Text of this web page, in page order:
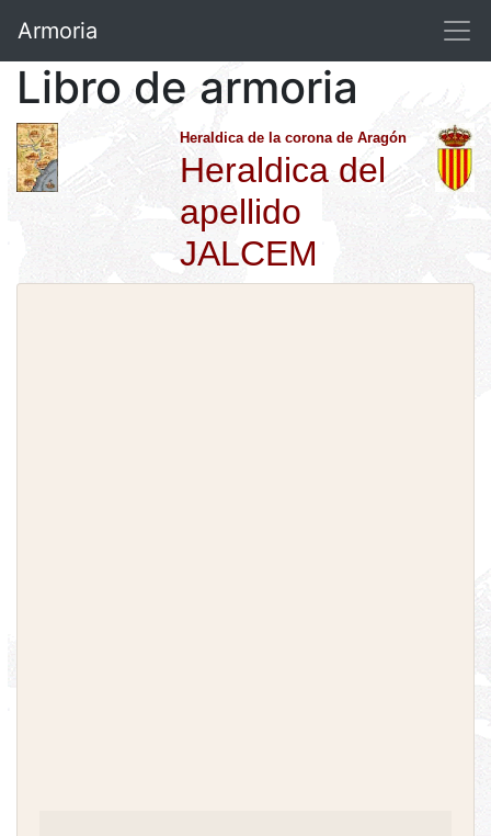
Armoria
Libro de armoria
Heraldica de la corona de Aragón
Heraldica del
apellido
JALCEM